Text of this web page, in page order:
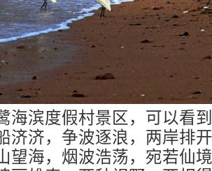
海滨度假村景区，可以看
济济，争波逐浪，两岸排
望海，烟波浩荡，宛若仙